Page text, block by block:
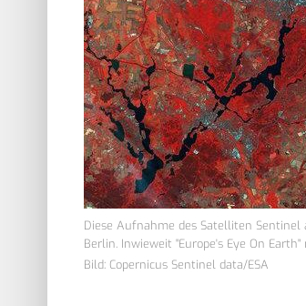
Diese Aufnahme des Satelliten Sentinel
Berlin. Inwieweit "Europe's Eye On
Bild: Copernicus Sentinel data/ESA